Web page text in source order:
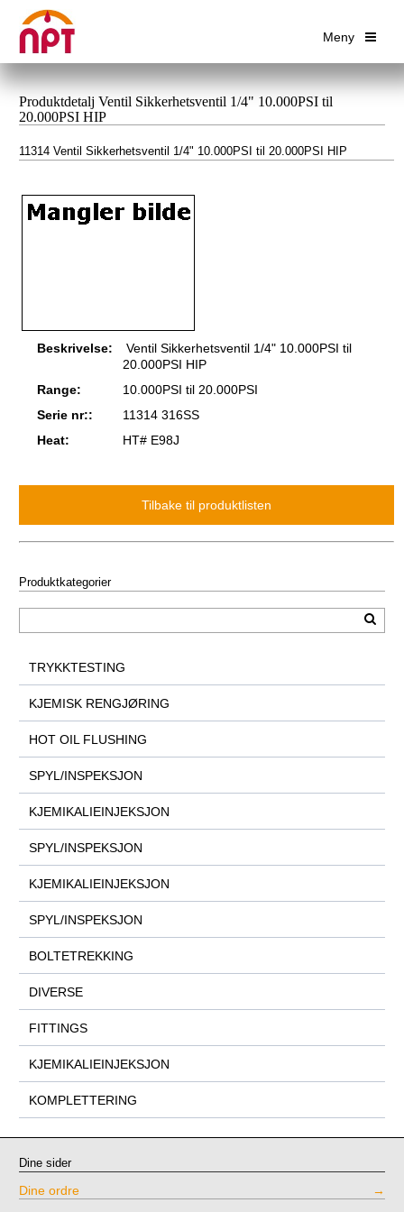
Meny
Produktdetalj Ventil Sikkerhetsventil 1/4" 10.000PSI til
20.000PSI HIP
11314 Ventil Sikkerhetsventil 1/4" 10.000PSI til 20.000PSI HIP
Beskrivelse:
Ventil Sikkerhetsventil 1/4" 10.000PSI til
20.000PSI HIP
Range:
10.000PSI til 20.000PSI
Serie nr::
11314 316SS
Heat:
HT# E98J
Produktkategorier
TRYKKTESTING
KJEMISK RENGJØRING
HOT OIL FLUSHING
SPYL/INSPEKSJON
KJEMIKALIEINJEKSJON
SPYL/INSPEKSJON
KJEMIKALIEINJEKSJON
SPYL/INSPEKSJON
BOLTETREKKING
DIVERSE
FITTINGS
KJEMIKALIEINJEKSJON
KOMPLETTERING
Dine sider
Dine ordre